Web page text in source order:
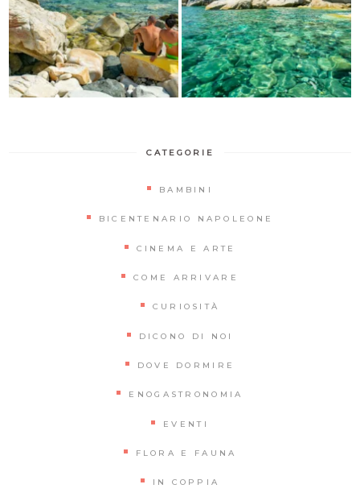
CATEGORIE
BAMBINI
BICENTENARIO NAPOLEONE
CINEMA E ARTE
COME ARRIVARE
CURIOSITÀ
DICONO DI NOI
DOVE DORMIRE
ENOGASTRONOMIA
EVENTI
FLORA E FAUNA
IN COPPIA